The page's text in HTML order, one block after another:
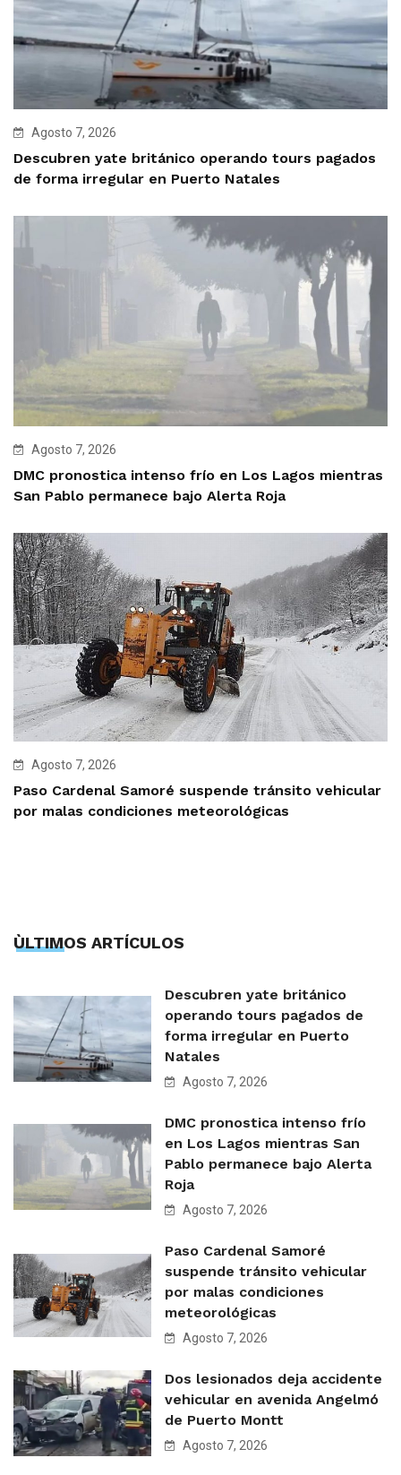
Agosto 7, 2026
Descubren yate británico operando tours pagados
de forma irregular en Puerto Natales
Agosto 7, 2026
DMC pronostica intenso frío en Los Lagos mientras
San Pablo permanece bajo Alerta Roja
Agosto 7, 2026
Paso Cardenal Samoré suspende tránsito vehicular
por malas condiciones meteorológicas
ÙLTIMOS ARTÍCULOS
Descubren yate británico
operando tours pagados de
forma irregular en Puerto
Natales
Agosto 7, 2026
DMC pronostica intenso frío
en Los Lagos mientras San
Pablo permanece bajo Alerta
Roja
Agosto 7, 2026
Paso Cardenal Samoré
suspende tránsito vehicular
por malas condiciones
meteorológicas
Agosto 7, 2026
Dos lesionados deja accidente
vehicular en avenida Angelmó
de Puerto Montt
Agosto 7, 2026